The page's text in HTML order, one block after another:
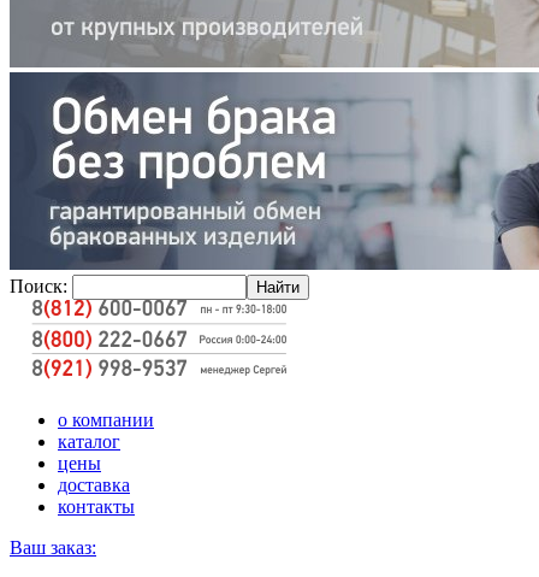
Поиск:
о компании
каталог
цены
доставка
контакты
Ваш заказ: